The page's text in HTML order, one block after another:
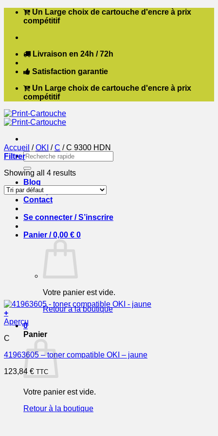
Passer Un Large choix de cartouche d'encre à prix
compétitif
Livraison en 24h / 72h
Satisfaction garantie
Un Large choix de cartouche d'encre à prix
compétitif
Recherche
pour :
Blog
Boutique
Contact
Se connecter / S’inscrire
Panier /0,00 € 0
Votre panier est vide.
Retour à la boutique
0
Panier
Votre panier est vide.
Retour à la boutique
Accueil / OKI / C /C 9300 HDN
Filtrer
Showing all 4 results
+
Aperçu
C
41963605 – toner compatible OKI – jaune
123,84 € TTC